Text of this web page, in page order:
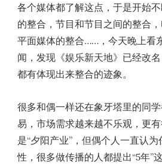
各个媒体都了解这点，于是开始
的整合，节目和节目之间的整合
平面媒体的整合……，今天晚上看
闻，发现《娱乐新天地》已经改
都有体现出来整合的迹象。
很多和偶一样还在象牙塔里的同
易，市场需求越来越不乐观，更
是“夕阳产业”，但偶个人一直认
性，很多做传播的人都提出“5年”